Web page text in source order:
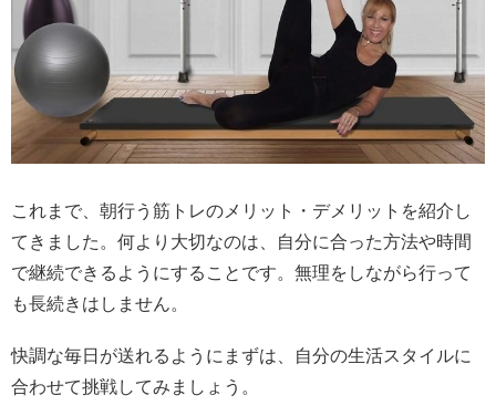
これまで、朝行う筋トレのメリット・デメリットを紹介し
てきました。何より大切なのは、自分に合った方法や時間
で継続できるようにすることです。無理をしながら行って
も長続きはしません。
快調な毎日が送れるようにまずは、自分の生活スタイルに
合わせて挑戦してみましょう。